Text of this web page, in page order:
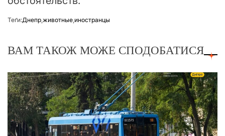
Теґи:Днепр животные иностранцы
ВАМ ТАКОЖ МОЖЕ СПОДОБАТИСЯ